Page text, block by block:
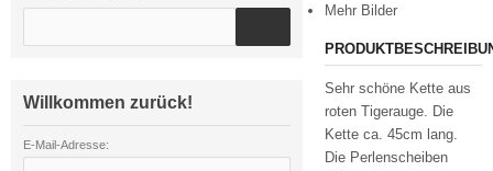
Mehr Bilder
Sehr schöne Kette aus
roten Tigerauge. Die
Kette ca. 45cm lang.
Die Perlenscheiben
Willkommen zurück!
E-Mail-Adresse: